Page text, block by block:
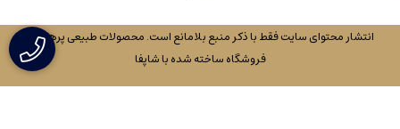
انتشار محتوای سایت فقط با ذکر منبع بلامانع است. محصولات طبیعی پرهیزکار
فروشگاه ساخته شده با شاپفا